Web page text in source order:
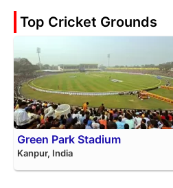
Top Cricket Grounds
Green Park Stadium
Kanpur, India